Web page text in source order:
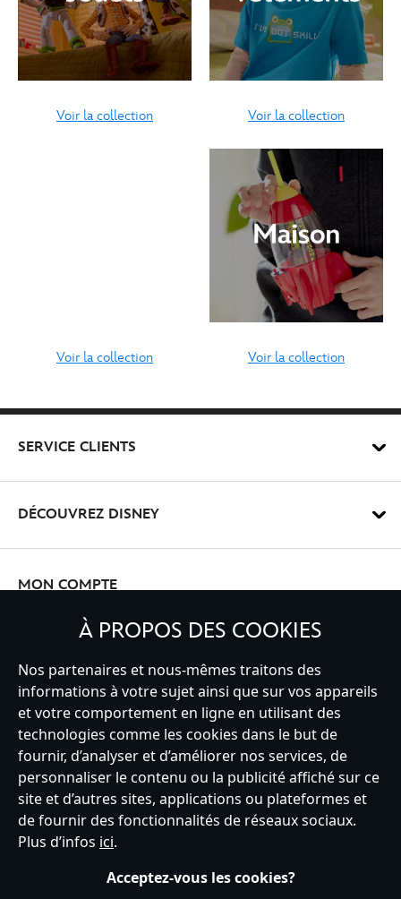
Voir la collection Voir la collection
Voir la collection Voir la collection
SERVICE CLIENTS
DÉCOUVREZ DISNEY
MON COMPTE
France
Service clients Conditions d’utilisation
Politique de cookies
Notice relative à la confidentialité
À PROPOS DES COOKIES
Nos partenaires et nous-mêmes traitons des
informations à votre sujet ainsi que sur vos appareils
et votre comportement en ligne en utilisant des
technologies comme les cookies dans le but de
fournir, d’analyser et d’améliorer nos services, de
personnaliser le contenu ou la publicité affiché sur ce
site et d’autres sites, applications ou plateformes et
de fournir des fonctionnalités de réseaux sociaux.
Plus d’infos ici.
Acceptez-vous les cookies?